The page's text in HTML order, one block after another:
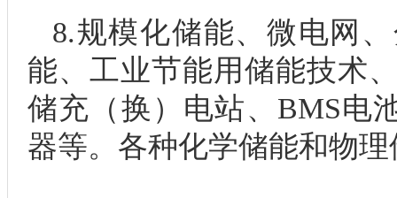
8.规模化储能、微电网
能、工业节能用储能技术
储充（换）电站、BMS电
器等。各种化学储能和物